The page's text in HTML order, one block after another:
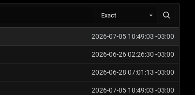
Exact
2026-07-05 10:49:03 -03:00
2026-06-26 02:26:30 -03:00
2026-06-28 07:01:13 -03:00
2026-07-05 10:49:03 -03:00